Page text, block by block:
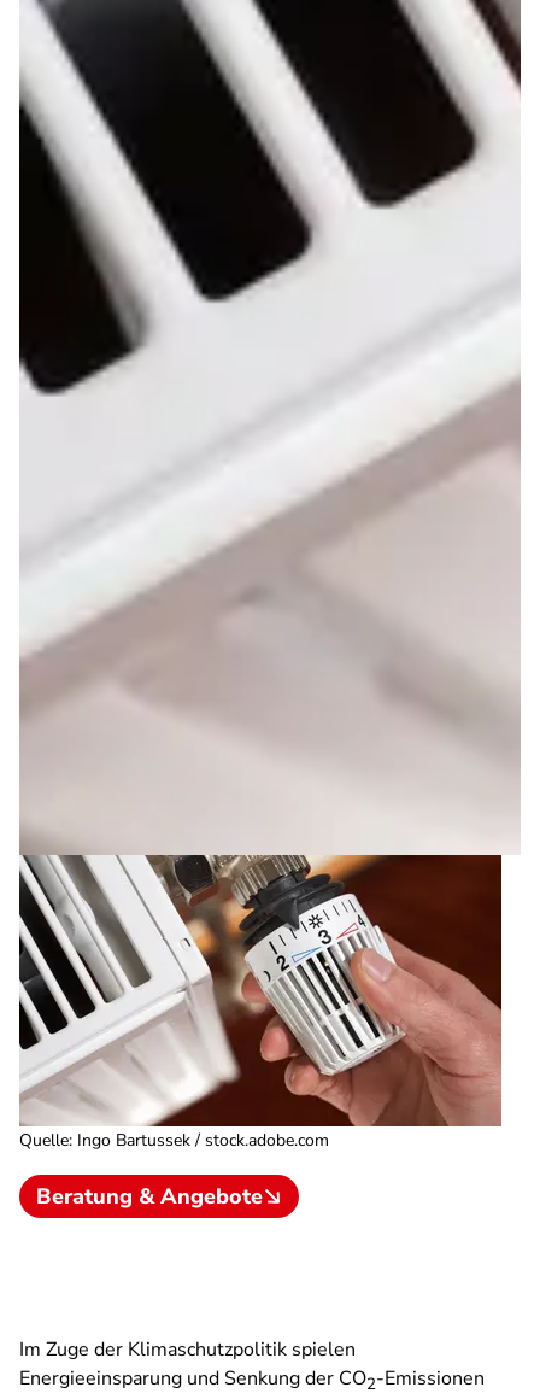
Quelle: Ingo Bartussek / stock.adobe.com
Beratung & Angebote
Im Zuge der Klimaschutzpolitik spielen
Energieeinsparung und Senkung der CO2-Emissionen